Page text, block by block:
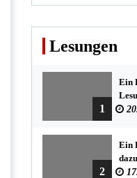
Lesungen
1
Ein
in
2
Ein